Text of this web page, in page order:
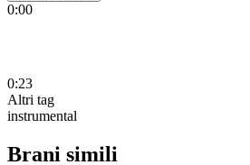
0:00
0:23
Altri tag
instrumental
Brani simili